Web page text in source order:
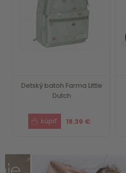
Detský batoh Farma Little
Dutch
18.39 €